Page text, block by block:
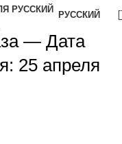
РУССКИЙ
— Дата
25 апреля